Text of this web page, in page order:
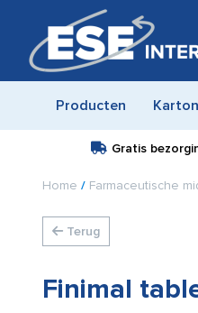
Producten
Gratis
Home / Farmaceutische
Terug
Finimal